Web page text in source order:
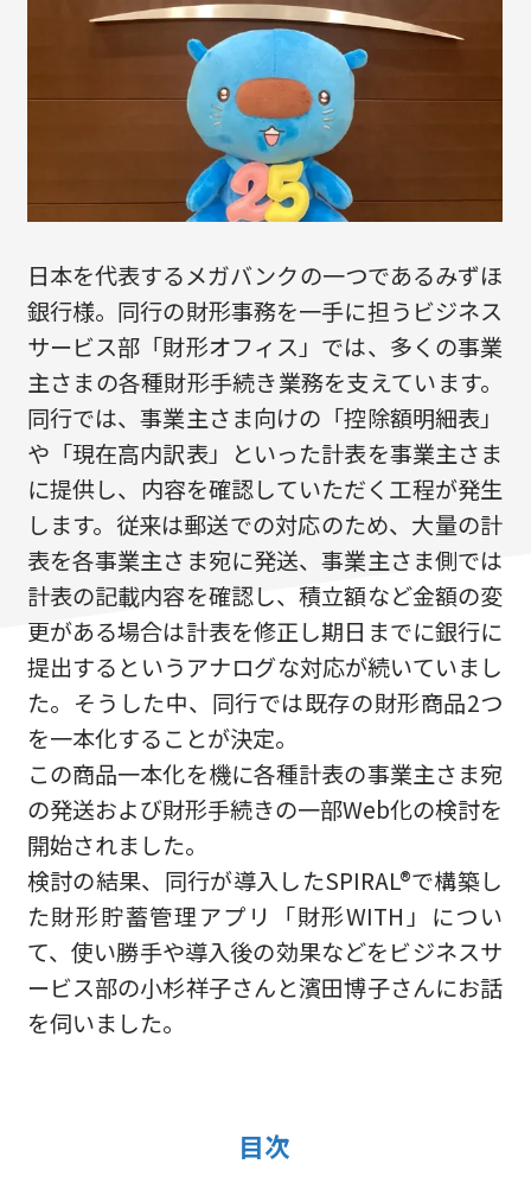
日本を代表するメガバンクの一つであるみずほ
銀行様。同行の財形事務を一手に担うビジネス
サービス部「財形オフィス」では、多くの事業
主さまの各種財形手続き業務を支えています。
同行では、事業主さま向けの「控除額明細表」
や「現在高内訳表」といった計表を事業主さま
に提供し、内容を確認していただく工程が発生
します。従来は郵送での対応のため、大量の計
表を各事業主さま宛に発送、事業主さま側では
計表の記載内容を確認し、積立額など金額の変
更がある場合は計表を修正し期日までに銀行に
提出するというアナログな対応が続いていまし
た。そうした中、同行では既存の財形商品2つ
を一本化することが決定。
この商品一本化を機に各種計表の事業主さま宛
の発送および財形手続きの一部Web化の検討を
開始されました。
検討の結果、同行が導入したSPIRAL®で構築し
た財形貯蓄管理アプリ「財形WITH」につい
て、使い勝手や導入後の効果などをビジネスサ
ービス部の小杉祥子さんと濱田博子さんにお話
を伺いました。
目次